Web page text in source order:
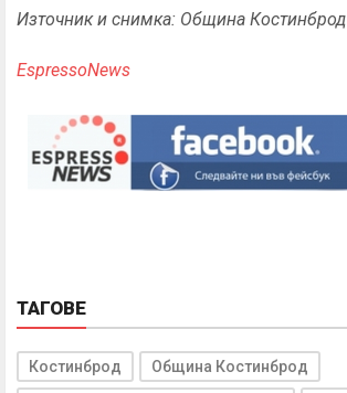
Източник и снимка: Община Костинброд
EspressoNews
ТАГОВЕ
Костинброд Община Костинброд